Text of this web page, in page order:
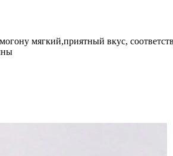
мягкий,приятный вкус,